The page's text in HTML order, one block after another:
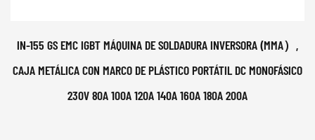
IN-155 GS EMC IGBT MÁQUINA DE SOLDADURA INVERSORA (MMA）,
CAJA METÁLICA CON MARCO DE PLÁSTICO PORTÁTIL DC MONOFÁSICO
230V 80A 100A 120A 140A 160A 180A 200A